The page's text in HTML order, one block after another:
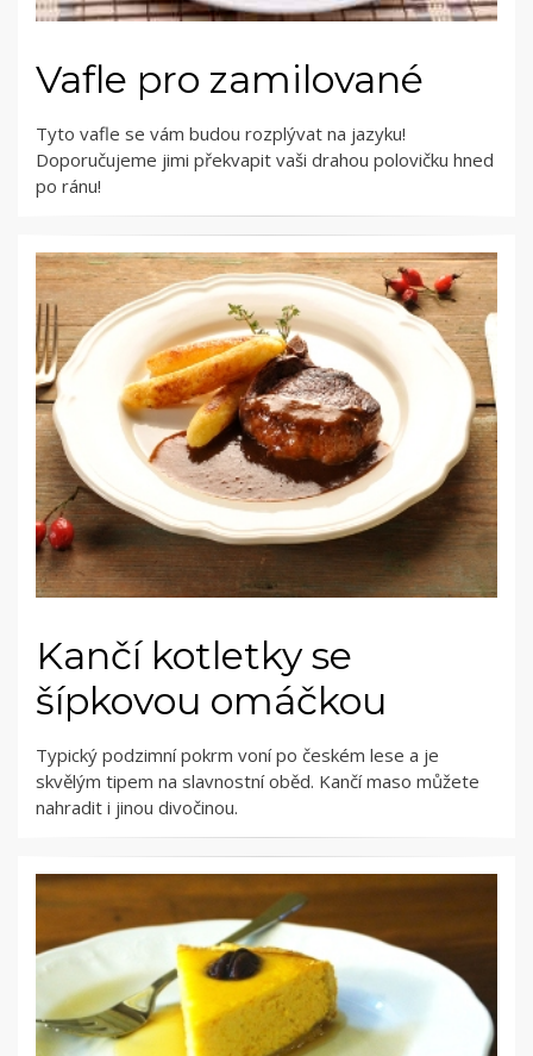
Vafle pro zamilované
Tyto vafle se vám budou rozplývat na jazyku!
Doporučujeme jimi překvapit vaši drahou polovičku hned
po ránu!
Kančí kotletky se
šípkovou omáčkou
Typický podzimní pokrm voní po českém lese a je
skvělým tipem na slavnostní oběd. Kančí maso můžete
nahradit i jinou divočinou.